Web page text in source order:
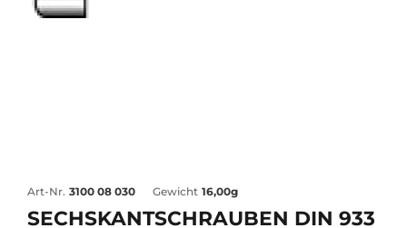
Art-Nr. 3100 08 030 Gewicht 16,00g
SECHSKANTSCHRAUBEN DIN 933